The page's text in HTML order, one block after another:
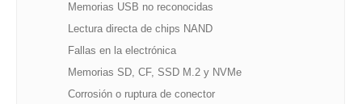
Memorias USB no reconocidas
Lectura directa de chips NAND
Fallas en la electrónica
Memorias SD, CF, SSD M.2 y NVMe
Corrosión o ruptura de conector